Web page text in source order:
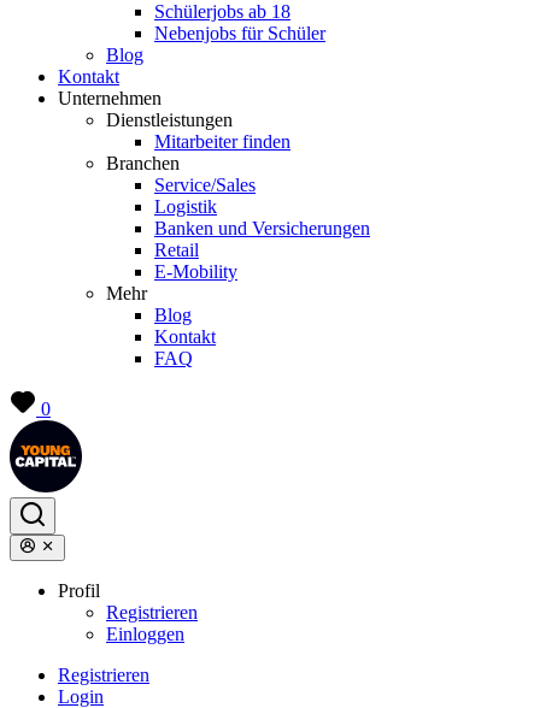
Schülerjobs ab 18
Nebenjobs für Schüler
Blog
Kontakt
Unternehmen
Dienstleistungen
Mitarbeiter finden
Branchen
Service/Sales
Logistik
Banken und Versicherungen
Retail
E-Mobility
Mehr
Blog
Kontakt
FAQ
0
Profil
Registrieren
Einloggen
Registrieren
Login